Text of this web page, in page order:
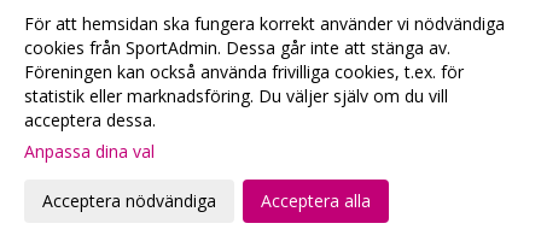
Keller skrev ”livstidskontrakt” med sin moderklubb 2018-01-29 16:00
Tung seger i tuff batalj 2018-01-29 00:29
Se Herr A vs Kalmarsund på webben 2018-01-26 16:41
Ny träningsgrupp på Lorensborg
#5 Daniel Åkesson
Madde till U19
Lennartsson fortsatt trogen Malmö FBC
För att hemsidan ska fungera korrekt använder vi nödvändiga
cookies från SportAdmin. Dessa går inte att stänga av.
Föreningen kan också använda frivilliga cookies, t.ex. för
statistik eller marknadsföring. Du väljer själv om du vill
acceptera dessa.
Anpassa dina val
Acceptera nödvändiga Acceptera alla